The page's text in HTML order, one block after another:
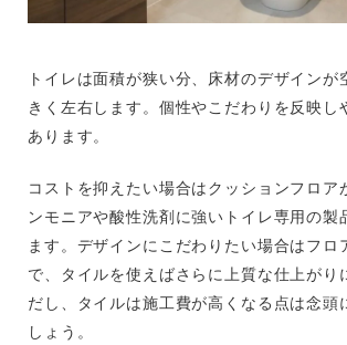
トイレは面積が狭い分、床材のデザインが
きく左右します。個性やこだわりを反映し
あります。
コストを抑えたい場合はクッションフロア
ンモニアや酸性洗剤に強いトイレ専用の製
ます。デザインにこだわりたい場合はフロ
で、タイルを使えばさらに上質な仕上がり
だし、タイルは施工費が高くなる点は念頭
しょう。